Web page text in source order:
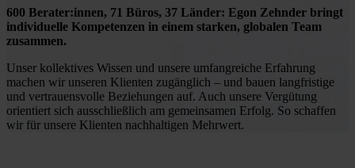
600 Berater:innen, 71 Büros, 37 Länder: Egon Zehnder bringt
individuelle Kompetenzen in einem starken, globalen Team
zusammen.
Unser kollektives Wissen und unsere umfangreiche Erfahrung
machen wir unseren Klienten zugänglich – und bauen langfristige
und vertrauensvolle Beziehungen auf. Auch unsere Vergütung
orientiert sich ausschließlich am gemeinsamen Erfolg. So schaffen
wir für unsere Klienten nachhaltigen Mehrwert.